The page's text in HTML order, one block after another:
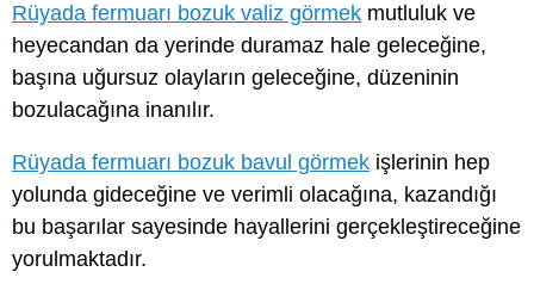
Rüyada fermuarı bozuk valiz görmek mutluluk ve
heyecandan da yerinde duramaz hale geleceğine,
başına uğursuz olayların geleceğine, düzeninin
bozulacağına inanılır.
Rüyada fermuarı bozuk bavul görmek işlerinin hep
yolunda gideceğine ve verimli olacağına, kazandığı
bu başarılar sayesinde hayallerini gerçekleştireceğine
yorulmaktadır.